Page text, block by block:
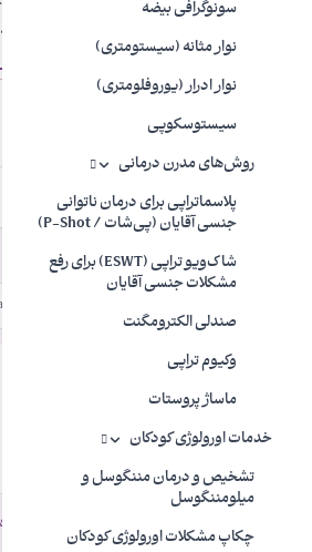
سونوگرافی بیضه
نوار مثانه (سیستومتری)
نوار ادرار (یوروفلومتری)
سیستوسکوپی
روش‌های مدرن درمانی
پلاسماتراپی برای درمان ناتوانی
جنسی آقایان (پی‌شات / P-Shot)
شاک‌ویو تراپی (ESWT) برای رفع
مشکلات جنسی آقایان
صندلی الکترومگنت
وکیوم تراپی
ماساژ پروستات
خدمات اورولوژی کودکان
تشخیص و درمان مننگوسل و
میلومننگوسل
چکاپ مشکلات اورولوژی کودکان
تشخیص دلیل اصلی این مشکل کمک
بیشتر با بیماری واژینیسموس و
می‌توانید این مطلب را مطالعه نمایید.
برچسب‌ها: واژینیسموس
اشتراک‌گذاری:
?p=338
نظرات
نظرات خود را با ما به اشتراک بگذارید.
نظر شما پس از تایید نمایش